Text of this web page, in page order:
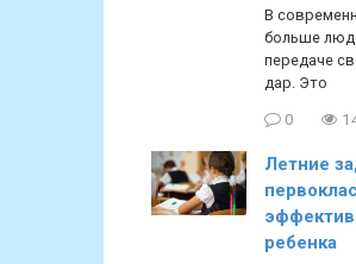
В
больше
передаче
дар. Это
0
Летние
ребенка